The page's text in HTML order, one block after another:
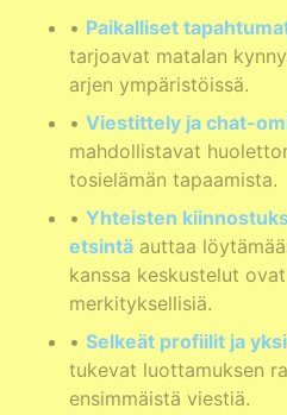
• Paikalliset
tarjoavat matalan
arjen ympäristöissä.
• Viestittely ja chat-
mahdollistavat
tosielämän tapaamista.
• Yhteisten
etsintä auttaa
kanssa keskustelut
merkityksellisiä.
• Selkeät profiilit ja
tukevat luottamuksen
ensimmäistä viestiä.